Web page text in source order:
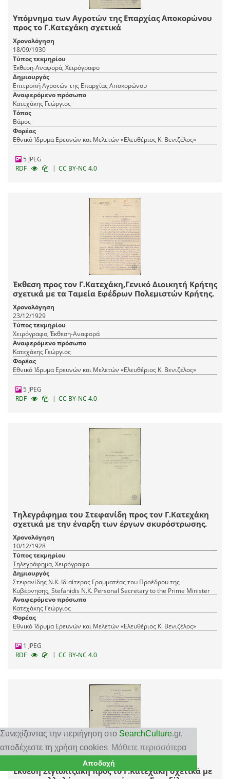
Συνεχίζοντας την περιήγηση στο SearchCulture.gr,
αποδέχεστε τη χρήση cookies Μάθετε περισσότερα
Αποδοχή
Υπόμνημα των Αγροτών της Επαρχίας Αποκορώνου
προς το Γ.Κατεχάκη σχετικά
Χρονολόγηση
18/09/1930
Τύπος τεκμηρίου
Έκθεση-Αναφορά, Χειρόγραφο
Δημιουργός
Επιτροπή Αγροτών της Επαρχίας Αποκορώνου
Αναφερόμενο πρόσωπο
Κατεχάκης Γεώργιος
Τόπος
Βάμος
Φορέας
Εθνικό Ίδρυμα Ερευνών και Μελετών «Ελευθέριος Κ. Βενιζέλος»
5 JPEG
RDF
| CC BY-NC 4.0
Έκθεση προς τον Γ.Κατεχάκη,Γενικό Διοικητή Κρήτης
σχετικά με τα Ταμεία Εφέδρων Πολεμιστών Κρήτης.
Χρονολόγηση
23/12/1929
Τύπος τεκμηρίου
Χειρόγραφο, Έκθεση-Αναφορά
Αναφερόμενο πρόσωπο
Κατεχάκης Γεώργιος
Φορέας
Εθνικό Ίδρυμα Ερευνών και Μελετών «Ελευθέριος Κ. Βενιζέλος»
5 JPEG
RDF
| CC BY-NC 4.0
Τηλεγράφημα του Στεφανίδη προς τον Γ.Κατεχάκη
σχετικά με την έναρξη των έργων σκυρόστρωσης.
Χρονολόγηση
10/12/1928
Τύπος τεκμηρίου
Τηλεγράφημα, Χειρόγραφο
Δημιουργός
Στεφανίδης Ν.Κ. Ιδιαίτερος Γραμματέας του Προέδρου της
Κυβέρνησης, Stefanidis N.K. Personal Secretary to the Prime Minister
Αναφερόμενο πρόσωπο
Κατεχάκης Γεώργιος
Φορέας
Εθνικό Ίδρυμα Ερευνών και Μελετών «Ελευθέριος Κ. Βενιζέλος»
1 JPEG
RDF
| CC BY-NC 4.0
Έκθεση Σιγιολτζάκη προς το Γ.Κατεχάκη σχετικά με